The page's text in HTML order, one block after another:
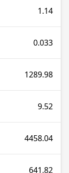
1.14
0.033
1289.98
9.52
4458.04
641.82